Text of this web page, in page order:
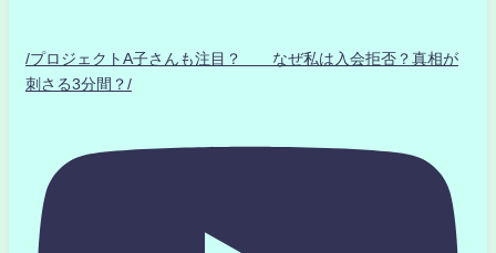
/プロジェクトA子さんも注目？ なぜ私は入会拒否？真相が
刺さる3分間？/